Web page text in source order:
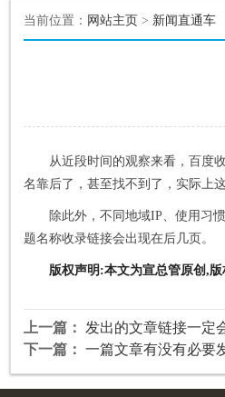
当前位置： 网站主页 > 新闻直通车
从近段时间的观察来看，百度
名靠后了，甚至找不到了，实际上
除此外，不同地域IP、使用习
题名称收录链接会出现在后几页。
版权声明:本文为宣总管原创,
上一篇：
发出的文章链接一定
下一篇： 一篇文章有没有必要